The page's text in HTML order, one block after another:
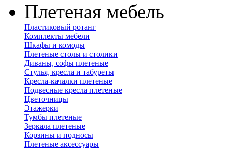
Плетеная мебель
Пластиковый ротанг
Комплекты мебели
Шкафы и комоды
Плетеные столы и столики
Диваны, софы плетеные
Стулья, кресла и табуреты
Кресла-качалки плетеные
Подвесные кресла плетеные
Цветочницы
Этажерки
Тумбы плетеные
Зеркала плетеные
Корзины и подносы
Плетеные аксессуары